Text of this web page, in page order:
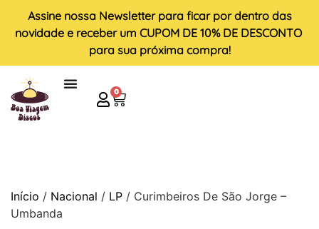
Assine nossa Newsletter para ficar por dentro das
novidade e receber um CUPOM DE 10% DE DESCONTO
para sua próxima compra!
0
Início / Nacional / LP / Curimbeiros De São Jorge –
Umbanda